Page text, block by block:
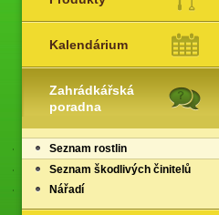
Kalendárium
Zahrádkářská
poradna
Seznam rostlin
Seznam škodlivých činitelů
Nářadí